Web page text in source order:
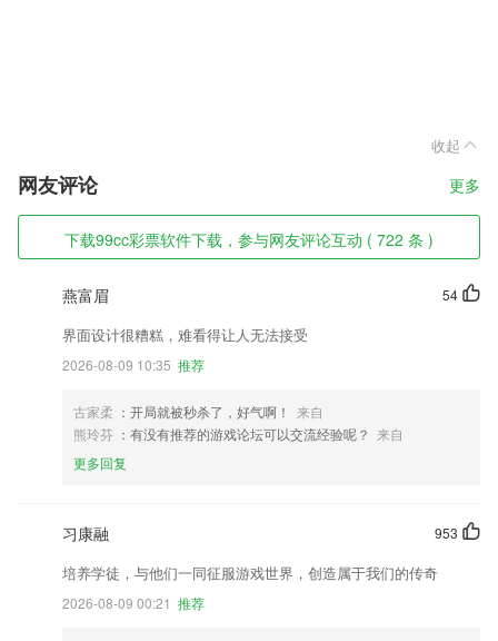
收起
网友评论 更多
下载99cc彩票软件下载，参与网友评论互动 ( 722 条 )
54
燕富眉
界面设计很糟糕，难看得让人无法接受
2026-08-09 10:35 推荐
古家柔 ：开局就被秒杀了，好气啊！
来自
熊玲芬 ：有没有推荐的游戏论坛可以交流经验呢？ 来自
更多回复
953
习康融
培养学徒，与他们一同征服游戏世界，创造属于我们的传奇
2026-08-09 00:21 推荐